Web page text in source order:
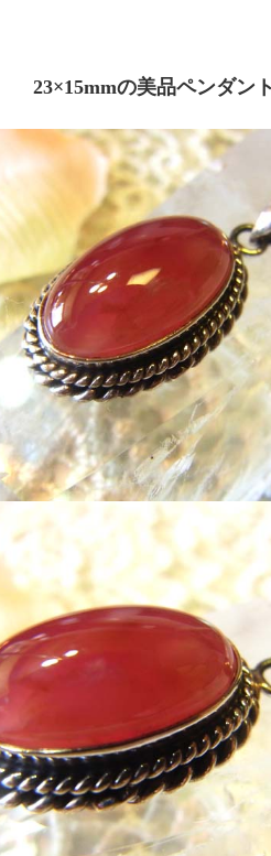
23×15mmの美品ペンダン